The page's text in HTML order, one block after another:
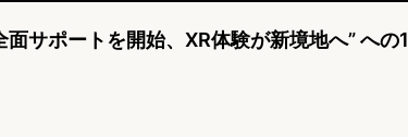
サポートを開始、XR体験が新境地へ” への1